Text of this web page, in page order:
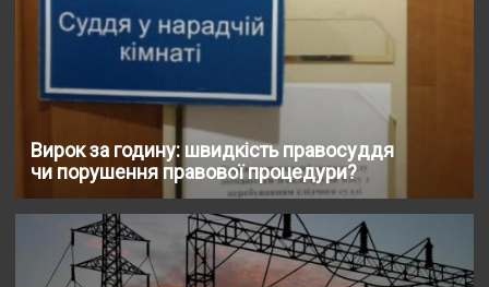
Вирок за годину: швидкість правосуддя
чи порушення правової процедури?